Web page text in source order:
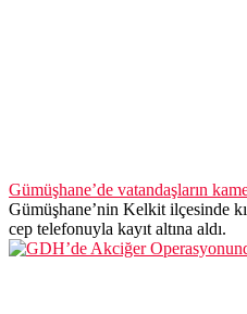
Gümüşhane’de vatandaşların
Gümüşhane’nin Kelkit ilçesinde
cep telefonuyla kayıt altına aldı.